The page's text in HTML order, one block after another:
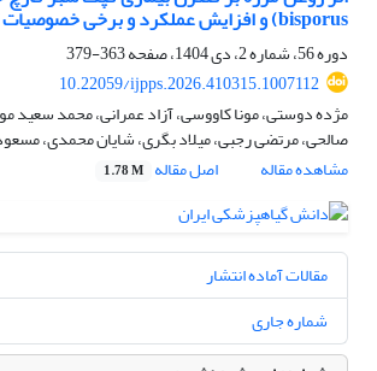
bisporus) و افزایش عملکرد و برخی خصوصیات کیفی آن
دوره 56، شماره 2، دی 1404، صفحه
363-379
10.22059/ijpps.2026.410315.1007112
مژده دوستی، مونا کاووسی، آزاد عمرانی، محمد سعید
صالحی، مرتضی رجبی، میلاد بگری، شایان محمدی،
مشاهده مقاله
اصل مقاله 1.78 M
مقالات آماده انتشار
شماره جاری